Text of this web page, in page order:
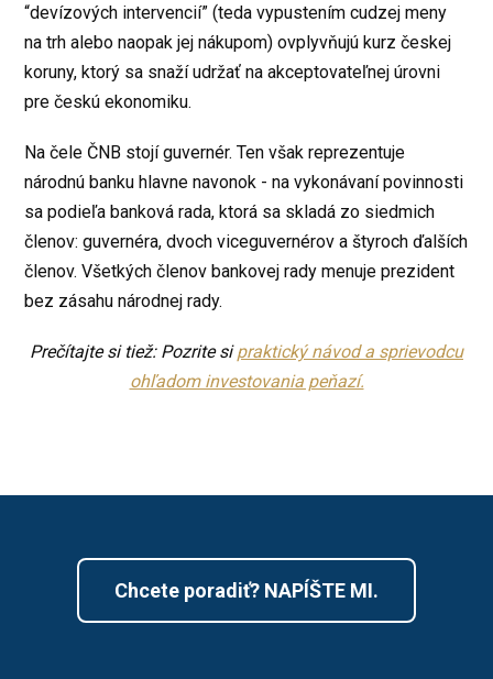
“devízových intervencií” (teda vypustením cudzej meny
na trh alebo naopak jej nákupom) ovplyvňujú kurz českej
koruny, ktorý sa snaží udržať na akceptovateľnej úrovni
pre českú ekonomiku.
Na čele ČNB stojí guvernér. Ten však reprezentuje
národnú banku hlavne navonok - na vykonávaní povinnosti
sa podieľa banková rada, ktorá sa skladá zo siedmich
členov: guvernéra, dvoch viceguvernérov a štyroch ďalších
členov. Všetkých členov bankovej rady menuje prezident
bez zásahu národnej rady.
Prečítajte si tiež: Pozrite sipraktický návod a sprievodcu
ohľadom investovania peňazí.
Chcete poradiť? NAPÍŠTE MI.